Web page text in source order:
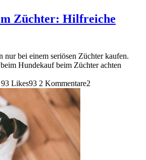
Züchter: Hilfreiche
nur bei einem seriösen Züchter kaufen.
Hundekauf beim Züchter achten
93 Likes93 2 Kommentare2